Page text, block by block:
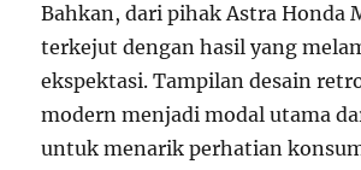
Bahkan, dari pihak Astra Honda
terkejut dengan hasil yang
ekspektasi. Tampilan desain
modern menjadi modal utama
untuk menarik perhatian